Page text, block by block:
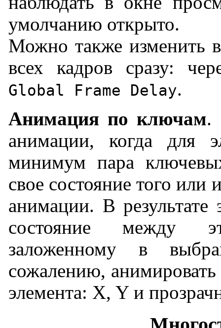
умолчанию открыто.
Можно также изменить
всех кадров сразу:
Global Frame Delay.
Анимация по ключам.
анимации, когда для
минимум пара
свое состояние того или
анимации. В результате
состояние между
заложенному в
сожалению,
элемента: X, Y и